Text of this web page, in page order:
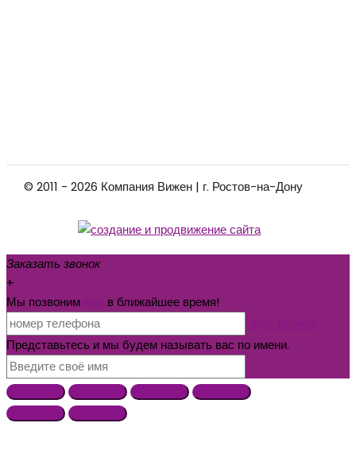
© 2011 - 2026 Компания Вижен | г. Ростов-на-Дону
Заказать звонок
+
Мы позвоним
в ближайшее время!
Представьтесь и мы будем называть вас по имени.